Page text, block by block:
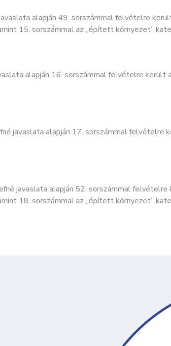
alapján 49. sorszámmal felvételre
15. sorszámmal az „épített környezet”
alapján 16. sorszámmal felvételre
javaslata alapján 17. sorszámmal felvételre
javaslata alapján 52. sorszámmal
18. sorszámmal az „épített környezet”